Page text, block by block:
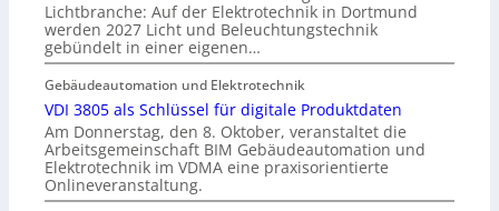
Lichtbranche: Auf der Elektrotechnik in Dortmund
werden 2027 Licht und Beleuchtungstechnik
gebündelt in einer eigenen…
Gebäudeautomation und Elektrotechnik
VDI 3805 als Schlüssel für digitale Produktdaten
Am Donnerstag, den 8. Oktober, veranstaltet die
Arbeitsgemeinschaft BIM Gebäudeautomation und
Elektrotechnik im VDMA eine praxisorientierte
Onlineveranstaltung.